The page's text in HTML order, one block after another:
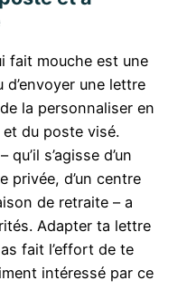
fait mouche est une
une lettre
la personnaliser en
du poste visé.
s’agisse d’un
privée, d’un centre
de retraite – a
Adapter ta lettre
fait l’effort de te
intéressé par ce